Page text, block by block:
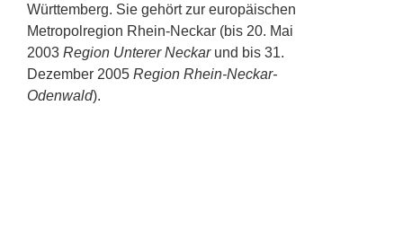
Württemberg. Sie gehört zur europäischen
Metropolregion Rhein-Neckar (bis 20. Mai
2003 Region Unterer Neckarund bis 31.
Dezember 2005 Region Rhein-Neckar-
Odenwald).